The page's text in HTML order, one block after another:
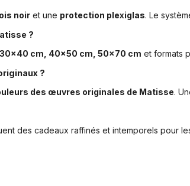
noir et une protection plexiglas. Le
?
30x40 cm, 40x50 cm, 50x70 cm et formats
?
des œuvres originales de Matisse.
des cadeaux raffinés et intemporels pour